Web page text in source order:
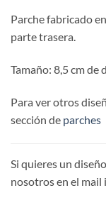
Parche fabricado
parte trasera.
Tamaño: 8,5 cm
Para ver otros
sección de parches
Si quieres un
nosotros en el